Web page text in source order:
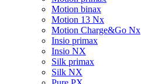
Motion binax
Motion 13 Nx
Motion Charge&Go Nx
Insio primax
Insio NX
Silk primax
Silk NX